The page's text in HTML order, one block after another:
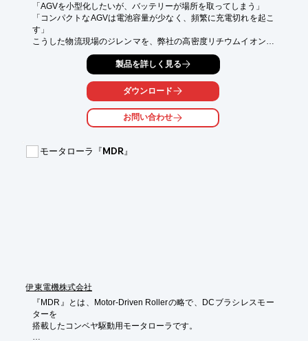
「AGVを小型化したいが、バッテリーが場所を取ってしまう」
「コンパクトなAGVは電池容量が少なく、頻繁に充電切れを起こ
す」
こうした物流現場のジレンマを、弊社の高密度リチウムイオン電
池が解決します。
限られた内部スペースに収まる薄型・コンパクト設計でありなが
高いエネルギー密度を維持。さらに、短時間でフル回復する急速
充電機能により、
バッテリーを大きくすることなく、24時間稼働に近い運用を可能
「もっと小さく、もっと動かしたい」という設計・運用ニーズ
製品を詳しく見る
ダウンロード
お問い合わせ
モータローラ『MDR』
伊東電機株式会社
『MDR』とは、Motor-Driven Rollerの略で、DCブラシレスモー
ターを
搭載したコンベヤ駆動用モータローラです。